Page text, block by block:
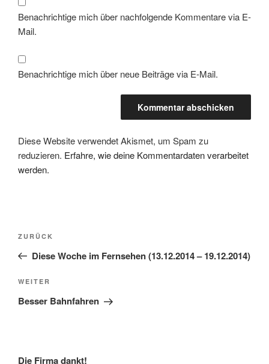
Benachrichtige mich über nachfolgende Kommentare via E-
Mail.
Benachrichtige mich über neue Beiträge via E-Mail.
Diese Website verwendet Akismet, um Spam zu
reduzieren. Erfahre, wie deine Kommentardaten verarbeitet
werden.
Beitragsnavigation
Vorheriger
Beitrag
ZURÜCK
Diese Woche im Fernsehen (13.12.2014 – 19.12.2014)
Nächster
Beitrag
WEITER
Besser Bahnfahren
Die Firma dankt!